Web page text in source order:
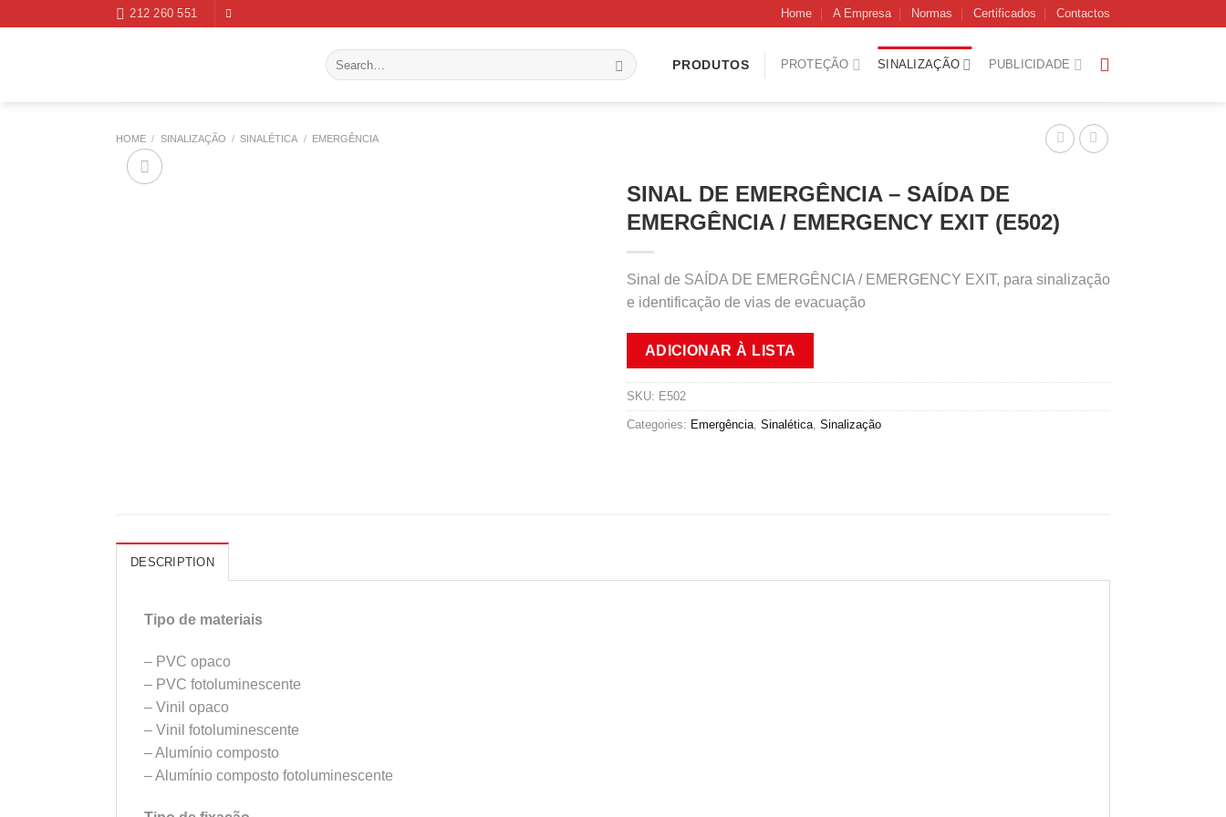
212 260 551 Home A Empresa Normas Certificados Contactos
Search
for:
PRODUTOS PROTEÇÃO SINALIZAÇÃO PUBLICIDADE
HOME / SINALIZAÇÃO / SINALÉTICA / EMERGÊNCIA
SINAL DE EMERGÊNCIA – SAÍDA DE
EMERGÊNCIA / EMERGENCY EXIT (E502)
Sinal de SAÍDA DE EMERGÊNCIA / EMERGENCY EXIT, para sinalização
e identificação de vias de evacuação
ADICIONAR À LISTA
SKU: E502
Categories: Emergência, Sinalética, Sinalização
DESCRIPTION
Tipo de materiais
– PVC opaco
– PVC fotoluminescente
– Vinil opaco
– Vinil fotoluminescente
– Alumínio composto
– Alumínio composto fotoluminescente